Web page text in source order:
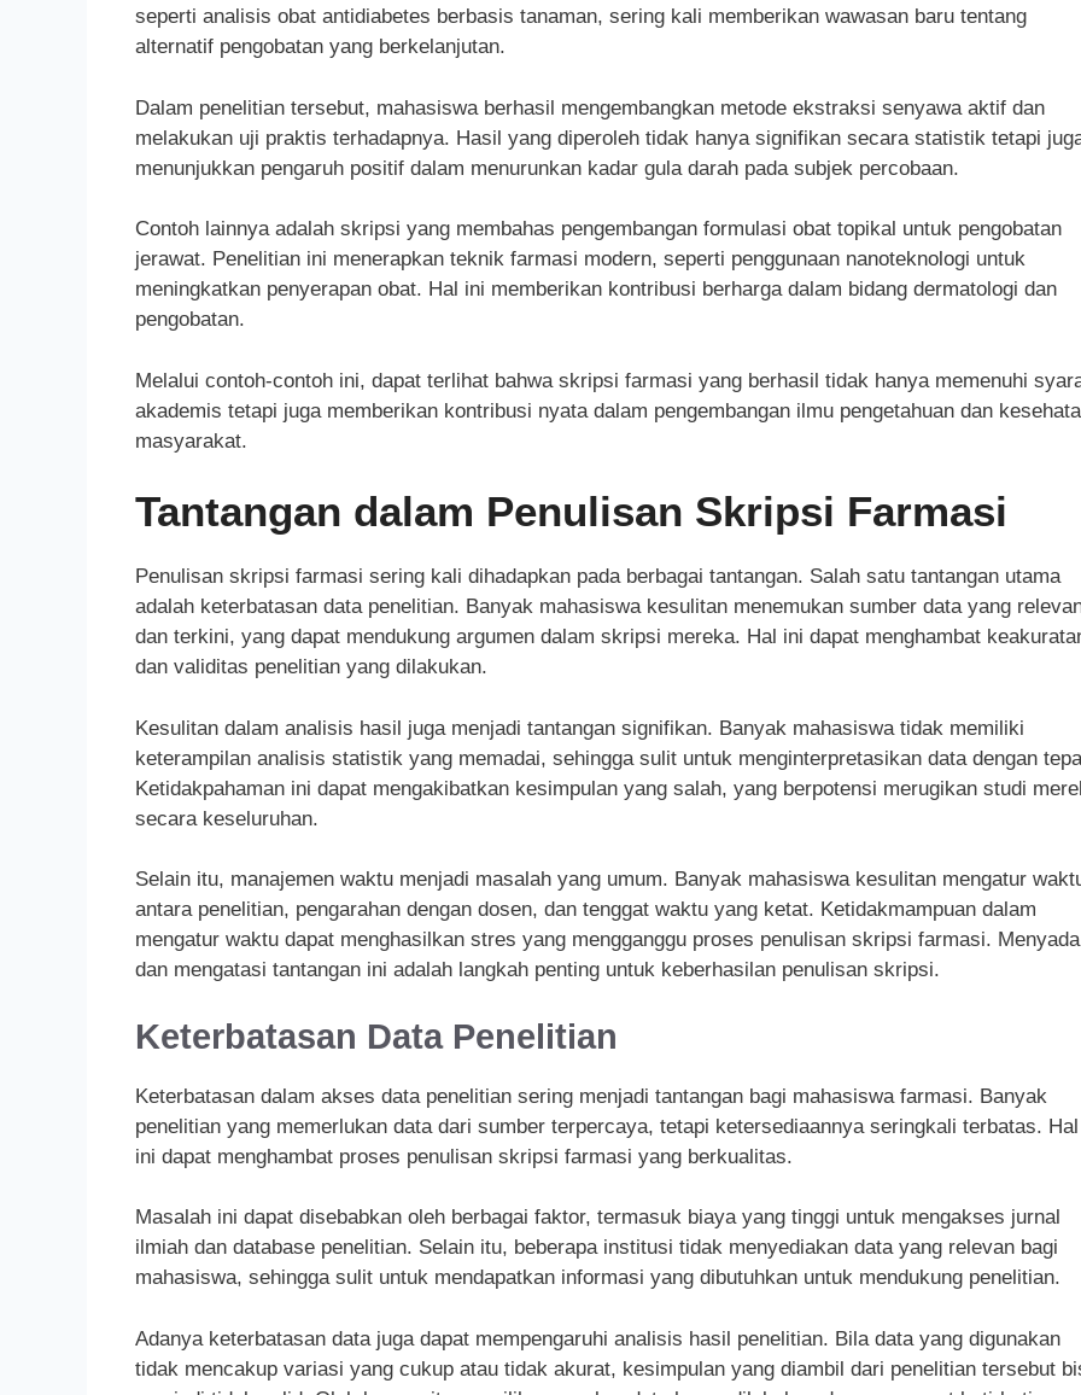
seperti analisis obat antidiabetes berbasis tanaman, sering kali memberikan wawasan baru tentang
alternatif pengobatan yang berkelanjutan.
Dalam penelitian tersebut, mahasiswa berhasil mengembangkan metode ekstraksi senyawa aktif dan
melakukan uji praktis terhadapnya. Hasil yang diperoleh tidak hanya signifikan secara statistik tetapi
menunjukkan pengaruh positif dalam menurunkan kadar gula darah pada subjek percobaan.
Contoh lainnya adalah skripsi yang membahas pengembangan formulasi obat topikal untuk pengobatan
jerawat. Penelitian ini menerapkan teknik farmasi modern, seperti penggunaan nanoteknologi untuk
meningkatkan penyerapan obat. Hal ini memberikan kontribusi berharga dalam bidang dermatologi dan
pengobatan.
Melalui contoh-contoh ini, dapat terlihat bahwa skripsi farmasi yang berhasil tidak hanya memenuhi
akademis tetapi juga memberikan kontribusi nyata dalam pengembangan ilmu pengetahuan dan
masyarakat.
Tantangan dalam Penulisan Skripsi Farmasi
Penulisan skripsi farmasi sering kali dihadapkan pada berbagai tantangan. Salah satu tantangan utama
adalah keterbatasan data penelitian. Banyak mahasiswa kesulitan menemukan sumber data yang
dan terkini, yang dapat mendukung argumen dalam skripsi mereka. Hal ini dapat menghambat
dan validitas penelitian yang dilakukan.
Kesulitan dalam analisis hasil juga menjadi tantangan signifikan. Banyak mahasiswa tidak memiliki
keterampilan analisis statistik yang memadai, sehingga sulit untuk menginterpretasikan data dengan
Ketidakpahaman ini dapat mengakibatkan kesimpulan yang salah, yang berpotensi merugikan studi
secara keseluruhan.
Selain itu, manajemen waktu menjadi masalah yang umum. Banyak mahasiswa kesulitan mengatur
antara penelitian, pengarahan dengan dosen, dan tenggat waktu yang ketat. Ketidakmampuan dalam
mengatur waktu dapat menghasilkan stres yang mengganggu proses penulisan skripsi farmasi.
dan mengatasi tantangan ini adalah langkah penting untuk keberhasilan penulisan skripsi.
Keterbatasan Data Penelitian
Keterbatasan dalam akses data penelitian sering menjadi tantangan bagi mahasiswa farmasi. Banyak
penelitian yang memerlukan data dari sumber terpercaya, tetapi ketersediaannya seringkali terbatas. Hal
ini dapat menghambat proses penulisan skripsi farmasi yang berkualitas.
Masalah ini dapat disebabkan oleh berbagai faktor, termasuk biaya yang tinggi untuk mengakses jurnal
ilmiah dan database penelitian. Selain itu, beberapa institusi tidak menyediakan data yang relevan bagi
mahasiswa, sehingga sulit untuk mendapatkan informasi yang dibutuhkan untuk mendukung penelitian.
Adanya keterbatasan data juga dapat mempengaruhi analisis hasil penelitian. Bila data yang digunakan
tidak mencakup variasi yang cukup atau tidak akurat, kesimpulan yang diambil dari penelitian tersebut